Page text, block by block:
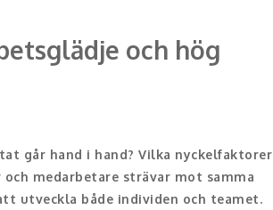
och hög
går hand i hand? Vilka nyckelfaktorer
medarbetare strävar mot samma
utveckla både individen och teamet.